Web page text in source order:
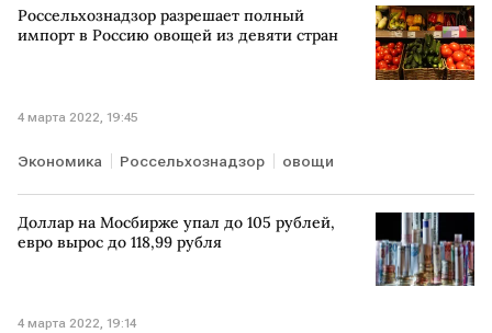
биржи
Россельхознадзор разрешает полный
импорт в Россию овощей из девяти стран
4 марта 2022, 19:45
Экономика Россельхознадзор овощи
Доллар на Мосбирже упал до 105 рублей,
евро вырос до 118,99 рубля
4 марта 2022, 19:14